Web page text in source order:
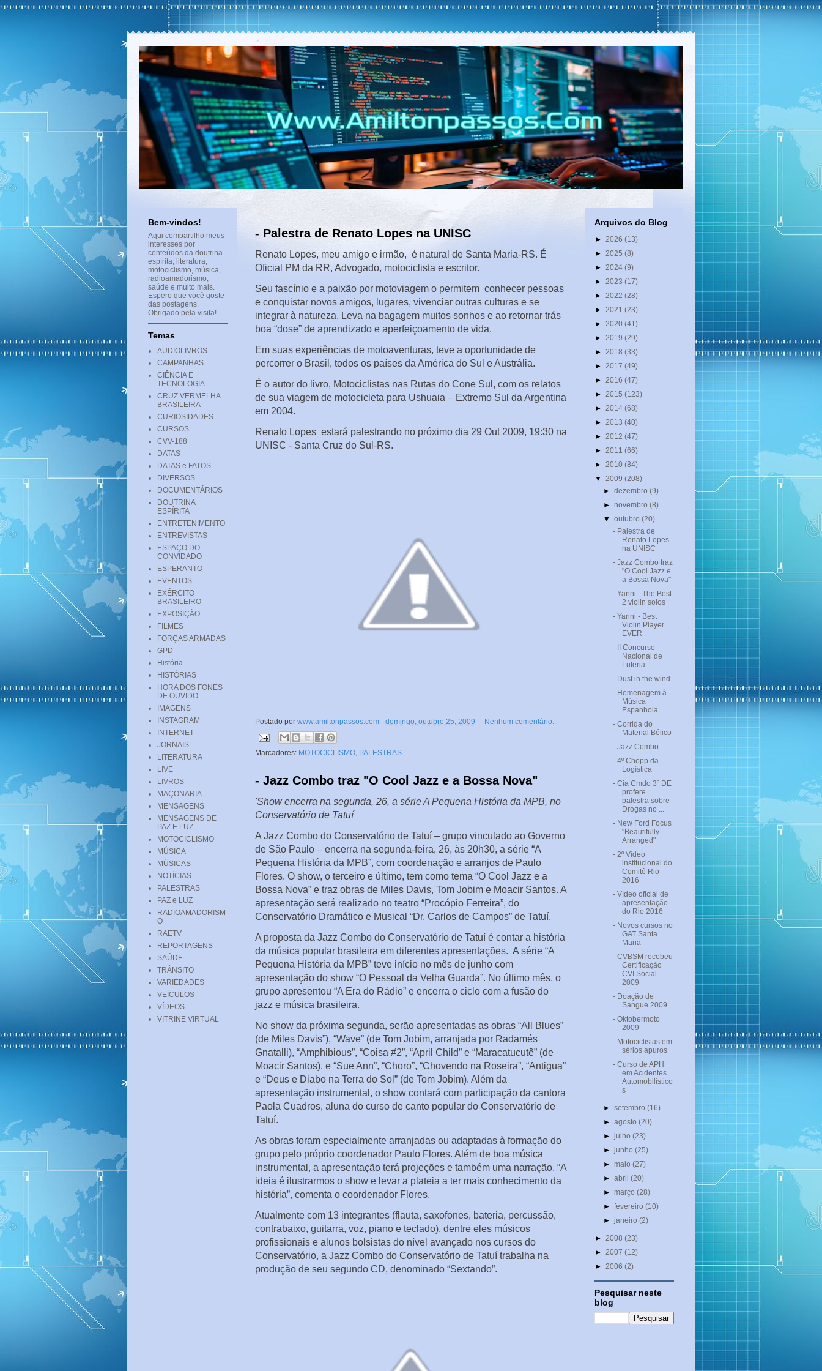
- Palestra de Renato Lopes na UNISC
Renato Lopes, meu amigo e irmão, é natural de Santa Maria-RS. É
Oficial PM da RR, Advogado, motociclista e escritor.
Seu fascínio e a paixão por motoviagem o permitem conhecer pessoas
e conquistar novos amigos, lugares, vivenciar outras culturas e se
integrar à natureza. Leva na bagagem muitos sonhos e ao retornar trás
boa “dose” de aprendizado e aperfeiçoamento de vida.
Em suas experiências de motoaventuras, teve a oportunidade de
percorrer o Brasil, todos os países da América do Sul e Austrália.
É o autor do livro, Motociclistas nas Rutas do Cone Sul, com os relatos
de sua viagem de motocicleta para Ushuaia – Extremo Sul da Argentina
em 2004.
Renato Lopes estará palestrando no próximo dia 29 Out 2009, 19:30 na
UNISC - Santa Cruz do Sul-RS.
Postado por www.amiltonpassos.com - domingo, outubro 25, 2009 Nenhum comentário:
Marcadores: MOTOCICLISMO, PALESTRAS
- Jazz Combo traz "O Cool Jazz e a Bossa Nova"
'Show encerra na segunda, 26, a série A Pequena História da MPB, no
Conservatório de Tatuí
A Jazz Combo do Conservatório de Tatuí – grupo vinculado ao Governo
de São Paulo – encerra na segunda-feira, 26, às 20h30, a série “A
Pequena História da MPB”, com coordenação e arranjos de Paulo
Flores. O show, o terceiro e último, tem como tema “O Cool Jazz e a
Bossa Nova” e traz obras de Miles Davis, Tom Jobim e Moacir Santos. A
apresentação será realizado no teatro “Procópio Ferreira”, do
Conservatório Dramático e Musical “Dr. Carlos de Campos” de Tatuí.
A proposta da Jazz Combo do Conservatório de Tatuí é contar a história
da música popular brasileira em diferentes apresentações. A série “A
Pequena História da MPB” teve início no mês de junho com
apresentação do show “O Pessoal da Velha Guarda”. No último mês, o
grupo apresentou “A Era do Rádio” e encerra o ciclo com a fusão do
jazz e música brasileira.
No show da próxima segunda, serão apresentadas as obras “All Blues”
(de Miles Davis”), “Wave” (de Tom Jobim, arranjada por Radamés
Gnatalli), “Amphibious”, “Coisa #2”, “April Child” e “Maracatucutê” (de
Moacir Santos), e “Sue Ann”, “Choro”, “Chovendo na Roseira”, “Antigua”
e “Deus e Diabo na Terra do Sol” (de Tom Jobim). Além da
apresentação instrumental, o show contará com participação da cantora
Paola Cuadros, aluna do curso de canto popular do Conservatório de
Tatuí.
As obras foram especialmente arranjadas ou adaptadas à formação do
grupo pelo próprio coordenador Paulo Flores. Além de boa música
instrumental, a apresentação terá projeções e também uma narração. “A
ideia é ilustrarmos o show e levar a plateia a ter mais conhecimento da
história”, comenta o coordenador Flores.
Atualmente com 13 integrantes (flauta, saxofones, bateria, percussão,
contrabaixo, guitarra, voz, piano e teclado), dentre eles músicos
profissionais e alunos bolsistas do nível avançado nos cursos do
Conservatório, a Jazz Combo do Conservatório de Tatuí trabalha na
produção de seu segundo CD, denominado “Sextando”.
Bem-vindos!
Aqui compartilho meus
interesses por
conteúdos da doutrina
espírita, literatura,
motociclismo, música,
radioamadorismo,
saúde e muito mais.
Espero que você goste
das postagens.
Obrigado pela visita!
Temas
AUDIOLIVROS
CAMPANHAS
CIÊNCIA E
TECNOLOGIA
CRUZ VERMELHA
BRASILEIRA
CURIOSIDADES
CURSOS
CVV-188
DATAS
DATAS e FATOS
DIVERSOS
DOCUMENTÁRIOS
DOUTRINA
ESPÍRITA
ENTRETENIMENTO
ENTREVISTAS
ESPAÇO DO
CONVIDADO
ESPERANTO
EVENTOS
EXÉRCITO
BRASILEIRO
EXPOSIÇÃO
FILMES
FORÇAS ARMADAS
GPD
História
HISTÓRIAS
HORA DOS FONES
DE OUVIDO
IMAGENS
INSTAGRAM
INTERNET
JORNAIS
LITERATURA
LIVE
LIVROS
MAÇONARIA
MENSAGENS
MENSAGENS DE
PAZ E LUZ
MOTOCICLISMO
MÚSICA
MÚSICAS
NOTÍCIAS
PALESTRAS
PAZ e LUZ
RADIOAMADORISM
O
RAETV
REPORTAGENS
SAÚDE
TRÂNSITO
VARIEDADES
VEÍCULOS
VÍDEOS
VITRINE VIRTUAL
Arquivos do Blog
► 2026 (13)
► 2025 (8)
► 2024 (9)
► 2023 (17)
► 2022 (28)
► 2021 (23)
► 2020 (41)
► 2019 (29)
► 2018 (33)
► 2017 (49)
► 2016 (47)
► 2015 (123)
► 2014 (68)
► 2013 (40)
► 2012 (47)
► 2011 (66)
► 2010 (84)
▼ 2009 (208)
►dezembro(9)
►novembro(8)
▼outubro(20)
- Palestra de
Renato Lopes
na UNISC
- Jazz Combo traz
"O Cool Jazz e
a Bossa Nova"
- Yanni - The Best
2 violin solos
- Yanni - Best
Violin Player
EVER
- II Concurso
Nacional de
Luteria
- Dust in the wind
- Homenagem à
Música
Espanhola
- Corrida do
Material Bélico
- Jazz Combo
- 4º Chopp da
Logística
- Cia Cmdo 3ª DE
profere
palestra sobre
Drogas no ...
- New Ford Focus
"Beautifully
Arranged"
- 2º Vídeo
institucional do
Comitê Rio
2016
- Vídeo oficial de
apresentação
do Rio 2016
- Novos cursos no
GAT Santa
Maria
- CVBSM recebeu
Certificação
CVI Social
2009
- Doação de
Sangue 2009
- Oktobermoto
2009
- Motociclistas em
sérios apuros
- Curso de APH
em Acidentes
Automobilístico
s
►setembro(16)
►agosto(20)
►julho(23)
►junho(25)
►maio(27)
►abril(20)
►março(28)
►fevereiro(10)
►janeiro(2)
► 2008 (23)
► 2007 (12)
► 2006 (2)
Pesquisar neste
blog